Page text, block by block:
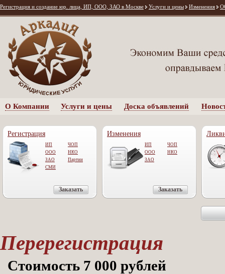
Регистрация и создание юр. лица, ИП, ООО, ЗАО в Москве Услуги и цены Изменения
О Компании Услуги и цены Доска объявлений
Регистрация
ИП
ЧОП
ООО
НКО
ЗАО
Партии
СМИ
Заказать
Изменения
ИП
ЧОП
OOO
НКО
ЗАО
Заказать
Перерегистрация
Стоимость 7 000 рублей